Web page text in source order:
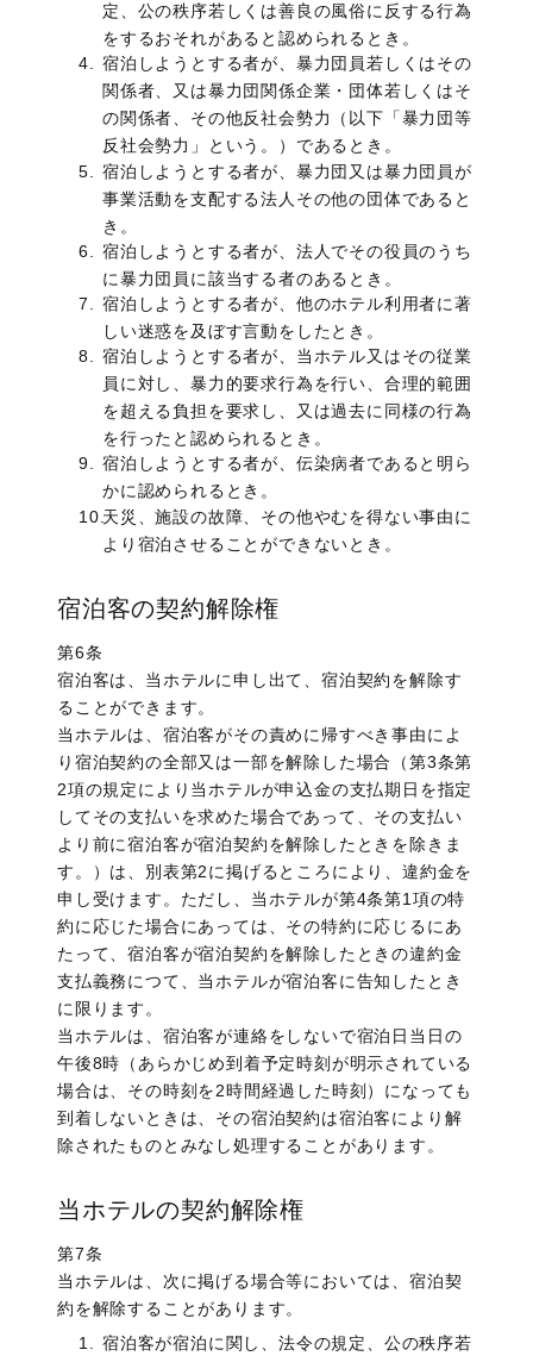
定、公の秩序若しくは善良の風俗に反する行為
をするおそれがあると認められるとき。
宿泊しようとする者が、暴力団員若しくはその
関係者、又は暴力団関係企業・団体若しくはそ
の関係者、その他反社会勢力（以下「暴力団等
反社会勢力」という。）であるとき。
宿泊しようとする者が、暴力団又は暴力団員が
事業活動を支配する法人その他の団体であると
き。
宿泊しようとする者が、法人でその役員のうち
に暴力団員に該当する者のあるとき。
宿泊しようとする者が、他のホテル利用者に著
しい迷惑を及ぼす言動をしたとき。
宿泊しようとする者が、当ホテル又はその従業
員に対し、暴力的要求行為を行い、合理的範囲
を超える負担を要求し、又は過去に同様の行為
を行ったと認められるとき。
宿泊しようとする者が、伝染病者であると明ら
かに認められるとき。
天災、施設の故障、その他やむを得ない事由に
より宿泊させることができないとき。
宿泊客の契約解除権
第6条
宿泊客は、当ホテルに申し出て、宿泊契約を解除す
ることができます。
当ホテルは、宿泊客がその責めに帰すべき事由によ
り宿泊契約の全部又は一部を解除した場合（第3条第
2項の規定により当ホテルが申込金の支払期日を指定
してその支払いを求めた場合であって、その支払い
より前に宿泊客が宿泊契約を解除したときを除きま
す。）は、別表第2に掲げるところにより、違約金を
申し受けます。ただし、当ホテルが第4条第1項の特
約に応じた場合にあっては、その特約に応じるにあ
たって、宿泊客が宿泊契約を解除したときの違約金
支払義務につて、当ホテルが宿泊客に告知したとき
に限ります。
当ホテルは、宿泊客が連絡をしないで宿泊日当日の
午後8時（あらかじめ到着予定時刻が明示されている
場合は、その時刻を2時間経過した時刻）になっても
到着しないときは、その宿泊契約は宿泊客により解
除されたものとみなし処理することがあります。
当ホテルの契約解除権
第7条
当ホテルは、次に掲げる場合等においては、宿泊契
約を解除することがあります。
宿泊客が宿泊に関し、法令の規定、公の秩序若